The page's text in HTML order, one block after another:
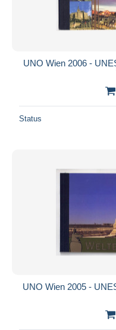
UNO Wien 2006 -
Status
UNO Wien 2005 -